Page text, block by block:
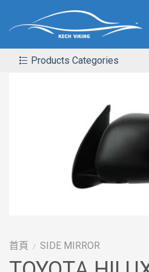
Products Categories
首頁 / SIDE MIRROR